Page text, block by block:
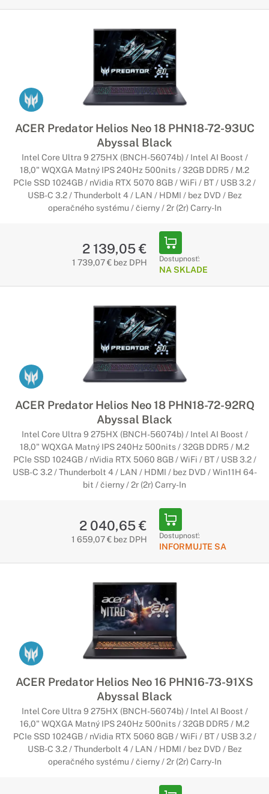
ACER Predator Helios Neo 18 PHN18-72-93UC
Abyssal Black
Intel Core Ultra 9 275HX (BNCH-56074b) / Intel AI Boost /
18,0" WQXGA Matný IPS 240Hz 500nits / 32GB DDR5 / M.2
PCIe SSD 1024GB / nVidia RTX 5070 8GB / WiFi / BT / USB 3.2 /
USB-C 3.2 / Thunderbolt 4 / LAN / HDMI / bez DVD / Bez
operačného systému / čierny / 2r (2r) Carry-In
2 139,05 €
1 739,07 € bez DPH Dostupnosť:
NA SKLADE
ACER Predator Helios Neo 18 PHN18-72-92RQ
Abyssal Black
Intel Core Ultra 9 275HX (BNCH-56074b) / Intel AI Boost /
18,0" WQXGA Matný IPS 240Hz 500nits / 32GB DDR5 / M.2
PCIe SSD 1024GB / nVidia RTX 5060 8GB / WiFi / BT / USB 3.2 /
USB-C 3.2 / Thunderbolt 4 / LAN / HDMI / bez DVD / Win11H 64-
bit / čierny / 2r (2r) Carry-In
2 040,65 €
1 659,07 € bez DPH Dostupnosť:
INFORMUJTE SA
ACER Predator Helios Neo 16 PHN16-73-91XS
Abyssal Black
Intel Core Ultra 9 275HX (BNCH-56074b) / Intel AI Boost /
16,0" WQXGA Matný IPS 240Hz 500nits / 32GB DDR5 / M.2
PCIe SSD 1024GB / nVidia RTX 5060 8GB / WiFi / BT / USB 3.2 /
USB-C 3.2 / Thunderbolt 4 / LAN / HDMI / bez DVD / Bez
operačného systému / čierny / 2r (2r) Carry-In